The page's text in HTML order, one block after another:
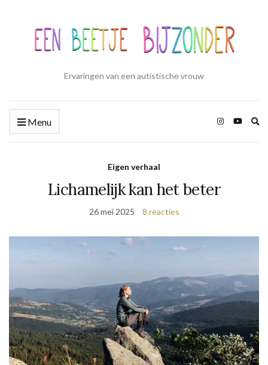
Ervaringen van een autistische vrouw
Menu
Eigen verhaal
Lichamelijk kan het beter
26 mei 2025 8 reacties